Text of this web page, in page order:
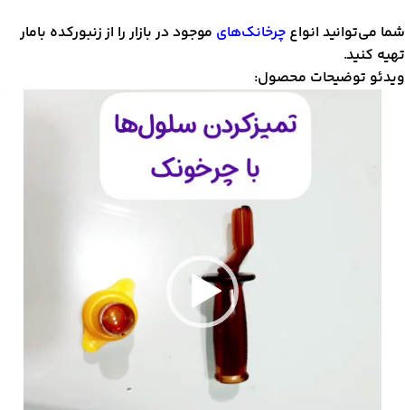
می‌توانید انواع چرخانک‌هایموجود در بازار را از زنبورکده بامار
کنید.
توضیحات محصول: